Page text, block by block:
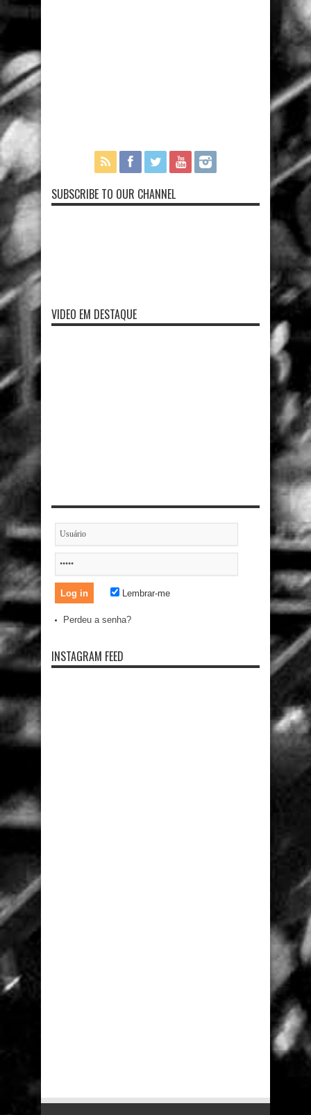
SUBSCRIBE TO OUR CHANNEL
VIDEO EM DESTAQUE
Lembrar-me
Perdeu a senha?
INSTAGRAM FEED